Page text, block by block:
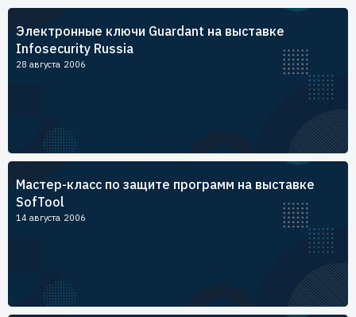
Пресс-центр
Новости
Пользователям
Техническая поддержка
Электронные ключи Guardant на выставке
Infosecurity Russia
28 августа 2006
Мастер-класс по защите программ на выставке
SofTool
14 августа 2006